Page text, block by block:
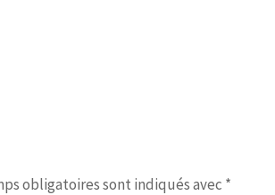
obligatoires sont indiqués avec *